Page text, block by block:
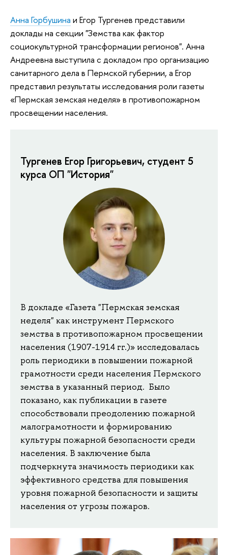
Анна Горбушина и Егор Тургенев представили
доклады на секции "Земства как фактор
социокультурной трансформации регионов". Анна
Андреевна выступила с докладом про организацию
санитарного дела в Пермской губернии, а Егор
представил результаты исследования роли газеты
«Пермская земская неделя» в противопожарном
просвещении населения.
Тургенев Егор Григорьевич, студент 5
курса ОП "История"
В докладе «Газета "Пермская земская
неделя" как инструмент Пермского
земства в противопожарном просвещении
населения (1907-1914 гг.)» исследовалась
роль периодики в повышении пожарной
грамотности среди населения Пермского
земства в указанный период. Было
показано, как публикации в газете
способствовали преодолению пожарной
малограмотности и формированию
культуры пожарной безопасности среди
населения. В заключение была
подчеркнута значимость периодики как
эффективного средства для повышения
уровня пожарной безопасности и защиты
населения от угрозы пожаров.